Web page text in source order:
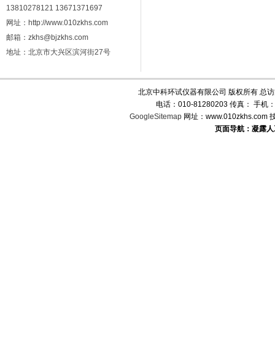
13810278121 13671371697
网址：http://www.010zkhs.com
邮箱：zkhs@bjzkhs.com
地址：北京市大兴区滨河街27号
北京中科环试仪器有限公司 版权所有 总
电话：010-81280203 传真： 手机
GoogleSitemap 网址：www.010zkhs.com
页面导航：凝露